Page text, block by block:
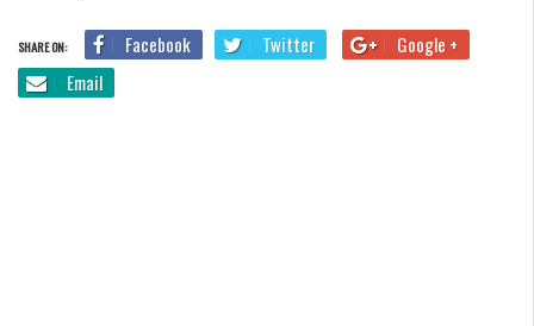
SHARE ON: Facebook Twitter
Google +
Email